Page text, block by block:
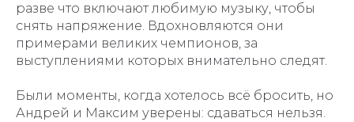
разве что включают любимую музыку, чтобы
снять напряжение. Вдохновляются они
примерами великих чемпионов, за
выступлениями которых внимательно следят.
Были моменты, когда хотелось всё бросить, но
Андрей и Максим уверены: сдаваться нельзя.